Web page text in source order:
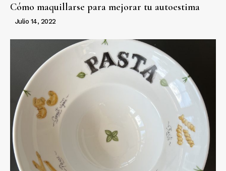
Cómo maquillarse para mejorar tu autoestima
Julio 14, 2022